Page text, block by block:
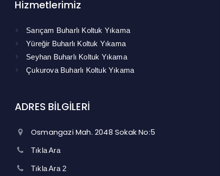
Hizmetlerimiz
Sarıçam Buharlı Koltuk Yıkama
Yüreğir Buharlı Koltuk Yıkama
Seyhan Buharlı Koltuk Yıkama
Çukurova Buharlı Koltuk Yıkama
ADRES BİLGİLERİ
Osmangazi Mah. 2048 Sokak No:5
Tıkla Ara
Tıkla Ara 2